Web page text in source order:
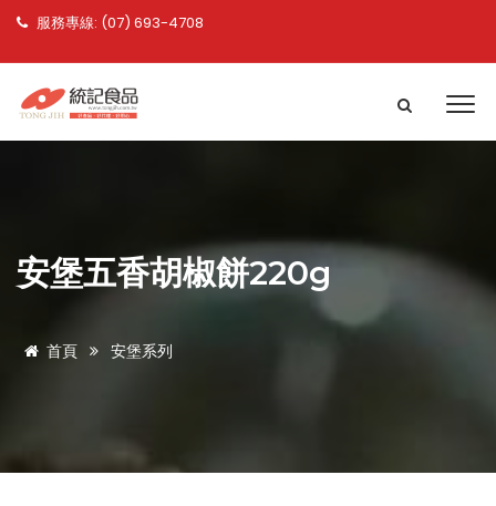
服務專線: (07) 693-4708
安堡五香胡椒餅220g
首頁 安堡系列